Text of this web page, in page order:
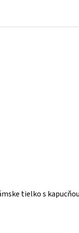
tielko s